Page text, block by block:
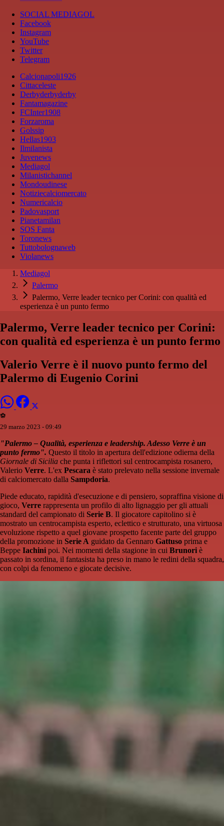
SOCIAL MEDIAGOL
Facebook
Instagram
YouTube
Twitter
Telegram
Calcionapoli1926
Cittaceleste
Derbyderbyderby
Fantamagazine
FCInter1908
Forzaroma
Golssip
Hellas1903
Ilmilanista
Juvenews
Mediagol
Milanistichannel
Mondoudinese
Notiziecalciomercato
Numericalcio
Padovasport
Pianetamilan
SOS Fanta
Toronews
Tuttobolognaweb
Violanews
Mediagol
Palermo
Palermo, Verre leader tecnico per Corini: con qualità ed
esperienza è un punto fermo
Palermo, Verre leader tecnico per Corini:
con qualità ed esperienza è un punto fermo
Valerio Verre è il nuovo punto fermo del
Palermo di Eugenio Corini
⚽️
29 marzo 2023 - 09:49
"Palermo – Qualità, esperienza e leadership. Adesso Verre è un
punto fermo". Questo il titolo in apertura dell'edizione odierna della
Giornale di Sicilia che punta i riflettori sul centrocampista rosanero,
Valerio Verre. L'ex Pescara è stato prelevato nella sessione invernale
di calciomercato dalla Sampdoria.
Piede educato, rapidità d'esecuzione e di pensiero, sopraffina visione di
gioco, Verre rappresenta un profilo di alto lignaggio per gli attuali
standard del campionato di Serie B. Il giocatore capitolino si è
mostrato un centrocampista esperto, eclettico e strutturato, una virtuosa
evoluzione rispetto a quel giovane prospetto facente parte del gruppo
della promozione in Serie A guidato da Gennaro Gattuso prima e
Beppe Iachini poi. Nei momenti della stagione in cui Brunori è
passato in sordina, il fantasista ha preso in mano le redini della squadra,
con colpi da fenomeno e giocate decisive.